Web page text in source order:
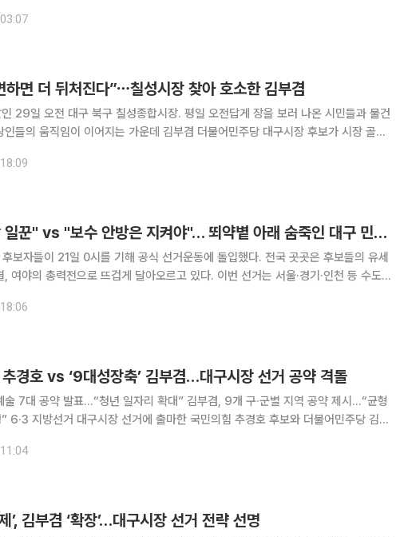
하면 더 뒤처진다”⋯칠성시장 찾아 호소한 김부겸
29일 오전 대구 북구 칠성종합시장. 평일 오전답게 장을 보러 나온 시민들과 물건
인들의 움직임이 이어지는 가운데 김부겸 더불어민주당 대구시장 후보가 시장 골목
화로 사진을 찍거나 함께 사진 촬영을 요청했고,
"김부겸 참 일꾼" vs "보수 안방은 지켜야"… 뙤약볕 아래 숨죽인 대구 민심 [6ㆍ3 선거 풍향계]
보자들이 21일 0시를 기해 공식 선거운동에 돌입했다. 전국 곳곳은 후보들의 유세
, 여야의 총력전으로 뜨겁게 달아오르고 있다. 이번 선거는 서울·경기·인천 등 수도권
치러지는 전국 단위 선거라는 점에서 단순한 지방
추경호 vs ‘9대성장축’ 김부겸…대구시장 선거 공약 격돌
술 7대 공약 발표…“청년 일자리 확대” 김부겸, 9개 구·군별 지역 공약 제시…“균형
김부
보는 대구의 역사·예술 자산을 경제 성장 동
’, 김부겸 ‘확장’…대구시장 선거 전략 선명